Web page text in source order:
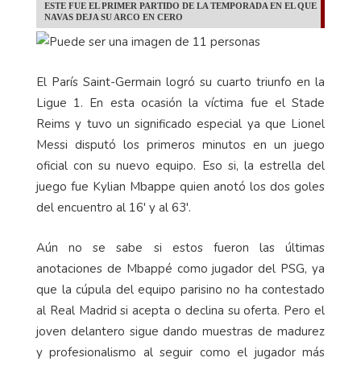
ESTE FUE EL PRIMER PARTIDO DE LA TEMPORADA EN EL QUE
NAVAS DEJA SU ARCO EN CERO
El París Saint-Germain logró su cuarto triunfo en la
Ligue 1. En esta ocasión la víctima fue el Stade
Reims y tuvo un significado especial ya que Lionel
Messi disputó los primeros minutos en un juego
oficial con su nuevo equipo. Eso si, la estrella del
juego fue Kylian Mbappe quien anotó los dos goles
del encuentro al 16' y al 63'.
Aún no se sabe si estos fueron las últimas
anotaciones de Mbappé como jugador del PSG, ya
que la cúpula del equipo parisino no ha contestado
al Real Madrid si acepta o declina su oferta. Pero el
joven delantero sigue dando muestras de madurez
y profesionalismo al seguir como el jugador más